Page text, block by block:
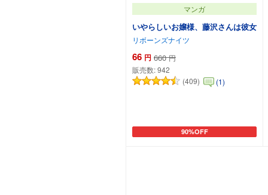
マンガ
いやらしいお嬢様、藤沢さんは彼女
リボーンズナイツ
66 円 660 円
販売数:942
(409)
(1)
90%OFF
カートに追加